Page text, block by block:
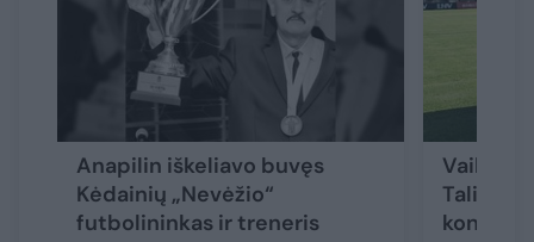
Anapilin iškeliavo buvęs
Kėdainių „Nevėžio“
futbolininkas ir treneris
Vaikinų
Taline